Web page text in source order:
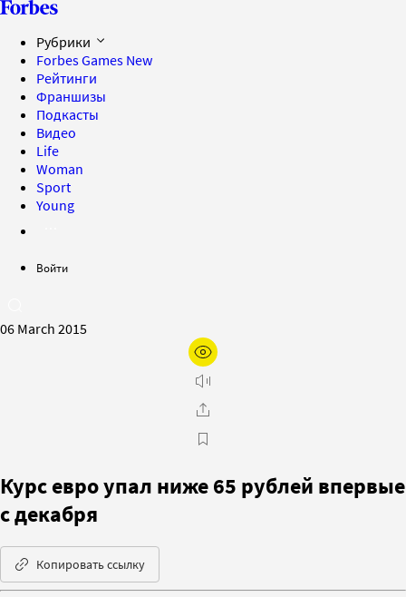
Рубрики
Forbes Games New
Рейтинги
Франшизы
Подкасты
Видео
Life
Woman
Sport
Young
Войти
06 March 2015
Курс евро упал ниже 65 рублей впервые
с декабря
Копировать ссылку